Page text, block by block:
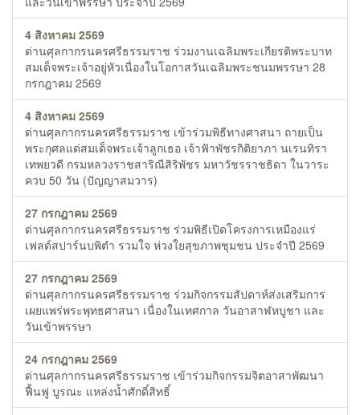
4 สิงหาคม 2569
ด่านศุลกากรนครศรีธรรมราช ร่วมงานเฉลิมพระเกียรติพระบาท
สมเด็จพระเจ้าอยู่หัวเนื่องในโอกาสวันเฉลิมพระชนมพรรษา 28
กรกฎาคม 2569
4 สิงหาคม 2569
ด่านศุลกากรนครศรีธรรมราช เข้าร่วมพิธีทางศาสนา ถายเป็น
พระกุศลแด่สมเด็จพระเจ้าลูกเธอ เจ้าฟัาพัชรกิติยาภา นเรนทิรา
เทพยวดี กรมหลวงราชสาริณีสิริพัชร มหาวัชรราชธิดา ในวาระ
ควบ 50 วัน (ปัญญาสมวาร)
27 กรกฎาคม 2569
ด่านศุลกากรนครศรีธรรมราช ร่วมพิธีเปิดโครงการเหมืองแร่
เฟลด์สปาร์นบพิตำ รวมใจ ห่วงใยสุขภาพชุมชน ประจำปี 2569
27 กรกฎาคม 2569
ด่านศุลกากรนครศรีธรรมราช ร่วมกิจกรรมสัปดาห์ส่งเสริมการ
เผยแพร่พระพุทธศาสนา เนื่องในเทศกาล วันอาสาฬหบูชา และ
วันเข้าพรรษา
24 กรกฎาคม 2569
ด่านศุลกากรนครศรีธรรมราช เข้าร่วมกิจกรรมจิตอาสาพัฒนา
ฟื้นฟู บูรณะ แหล่งน้ำศักดิ์สิทธิ์